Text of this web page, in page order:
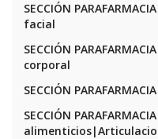
SECCIÓN
facial
SECCIÓN
corporal
SECCIÓN
SECCIÓN